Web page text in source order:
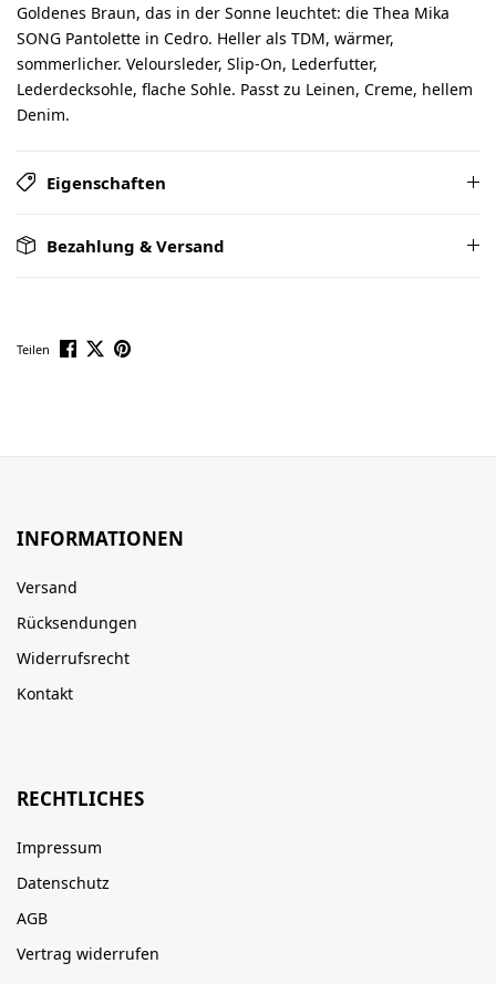
Goldenes Braun, das in der Sonne leuchtet: die Thea Mika
SONG Pantolette in Cedro. Heller als TDM, wärmer,
sommerlicher. Veloursleder, Slip-On, Lederfutter,
Lederdecksohle, flache Sohle. Passt zu Leinen, Creme, hellem
Denim.
Eigenschaften
Bezahlung & Versand
Teilen
INFORMATIONEN
Versand
Rücksendungen
Widerrufsrecht
Kontakt
RECHTLICHES
Impressum
Datenschutz
AGB
Vertrag widerrufen